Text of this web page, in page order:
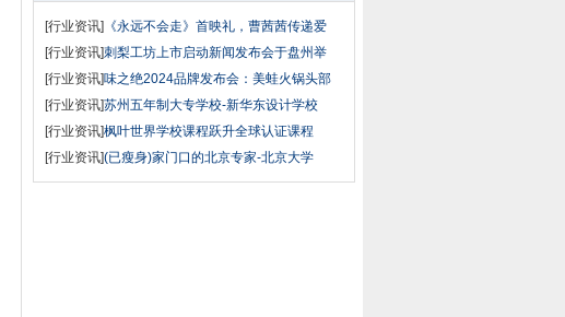
[行业资讯] 《永远不会走》首映礼，曹茜茜传递爱
[行业资讯]刺梨工坊上市启动新闻发布会于盘州举
[行业资讯]味之绝2024品牌发布会：美蛙火锅头部
[行业资讯]苏州五年制大专学校-新华东设计学校
[行业资讯]枫叶世界学校课程跃升全球认证课程
[行业资讯](已瘦身)家门口的北京专家-北京大学